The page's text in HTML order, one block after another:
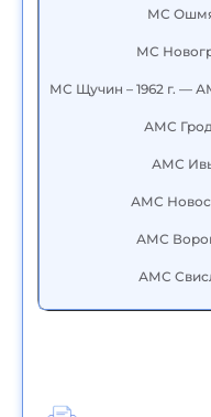
МС
МС
МС Щучин – 1962 г. —
АМС
АМС
АМС
АМС
АМС